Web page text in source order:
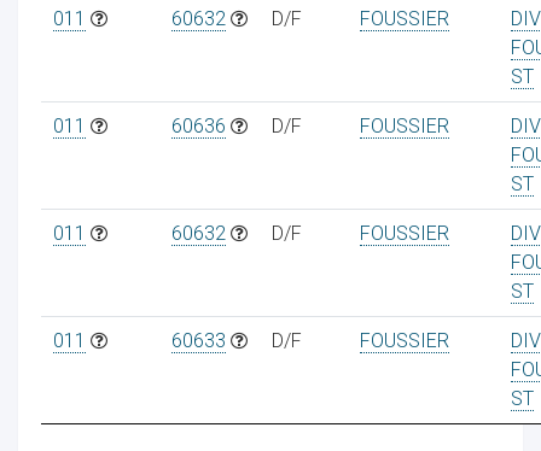
011 60632 D/F FOUSSIER
ST
011 60636 D/F FOUSSIER
ST
011 60632 D/F FOUSSIER
ST
011 60633 D/F FOUSSIER
ST